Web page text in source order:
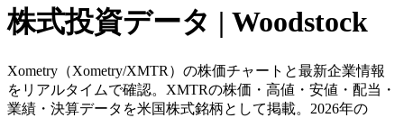
株式投資データ | Woodstock
Xometry（Xometry/XMTR）の株価チャートと最新企業情報
をリアルタイムで確認。XMTRの株価・高値・安値・配当・
業績・決算データを米国株式銘柄として掲載。2026年の